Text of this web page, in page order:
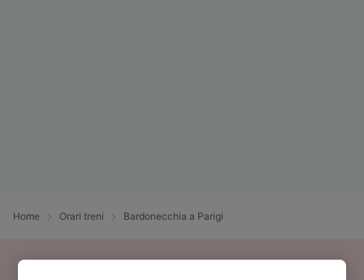
Home Orari treni Bardonecchia a Parigi